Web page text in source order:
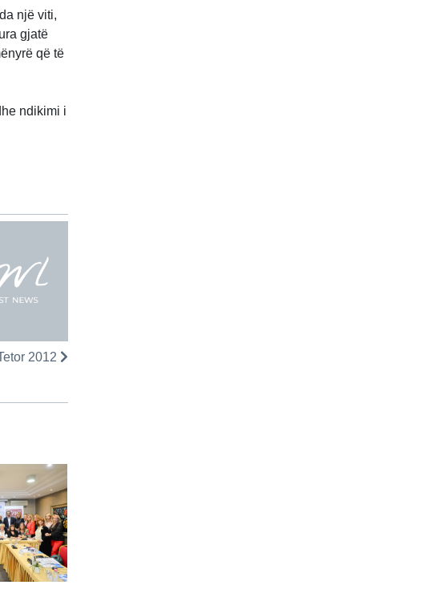
një viti,
gjatë
që të
ndikimi i
2012